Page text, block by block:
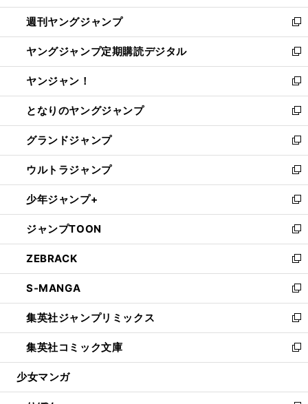
開
く
ウ
で
開
く
ン
ド
ウ
で
開
く
ウ
ィ
ン
ド
ウ
で
開
く
週刊ヤングジャンプ
新
し
い
ウ
ィ
ン
ド
ウ
で
開
く
ヤングジャンプ定期購読デジタル
新
し
い
ウ
ィ
ン
ド
ウ
で
開
く
ヤンジャン！
新
し
い
ウ
ィ
ン
ド
ウ
で
開
く
となりのヤングジャンプ
新
し
い
ウ
ィ
ン
ド
ウ
で
開
く
グランドジャンプ
新
し
い
ウ
ィ
ン
ド
ウ
で
開
く
ウルトラジャンプ
新
し
い
ウ
ィ
ン
ド
ウ
で
開
く
少年ジャンプ+
新
し
い
ウ
ィ
ン
ド
ウ
で
開
く
ジャンプTOON
新
し
い
ウ
ィ
ン
ド
ウ
で
開
ZEBRACK
新
し
い
ウ
ィ
ン
ド
ウ
開
S-MANGA
新
し
い
ウ
ィ
ン
ウ
集英社ジャンプリミックス
新
し
い
ウ
ン
集英社コミック文庫
新
し
ウ
少女マンガ